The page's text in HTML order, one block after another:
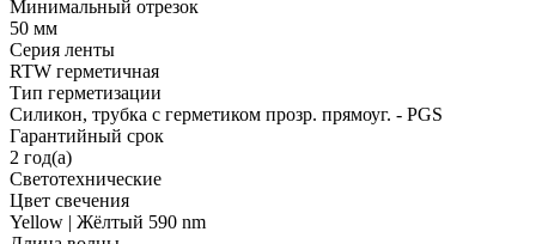
Минимальный отрезок
50 мм
Серия ленты
RTW герметичная
Тип герметизации
Силикон, трубка с герметиком прозр. прямоуг. - PGS
Гарантийный срок
2 год(а)
Светотехнические
Цвет свечения
Yellow | Жёлтый 590 nm